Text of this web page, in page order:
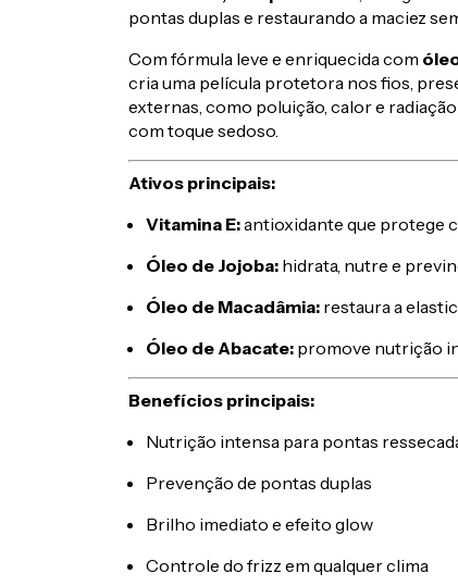
pontas duplas e restaurando a maciez
Com fórmula leve e enriquecida com
cria uma película protetora nos fios,
externas, como poluição, calor e
com toque sedoso.
Ativos principais:
Vitamina E:antioxidante que protege
Óleo de Jojoba: hidrata, nutre e
Óleo de Macadâmia: restaura a
Óleo de Abacate: promove nutrição
Benefícios principais:
Nutrição intensa para pontas
Prevenção de pontas duplas
Brilho imediato e efeito glow
Controle do frizz em qualquer clima